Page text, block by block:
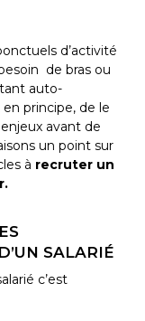
d’activité
de bras ou
auto-
principe, de le
avant de
un point sur
à recruter un
SALARIÉ
c’est